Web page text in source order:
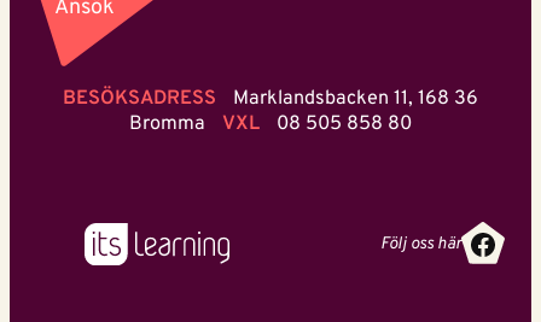
Ansök
BESÖKSADRESS
Marklandsbacken 11, 168 36
Bromma
VXL 08 505 858 80
Följ oss här